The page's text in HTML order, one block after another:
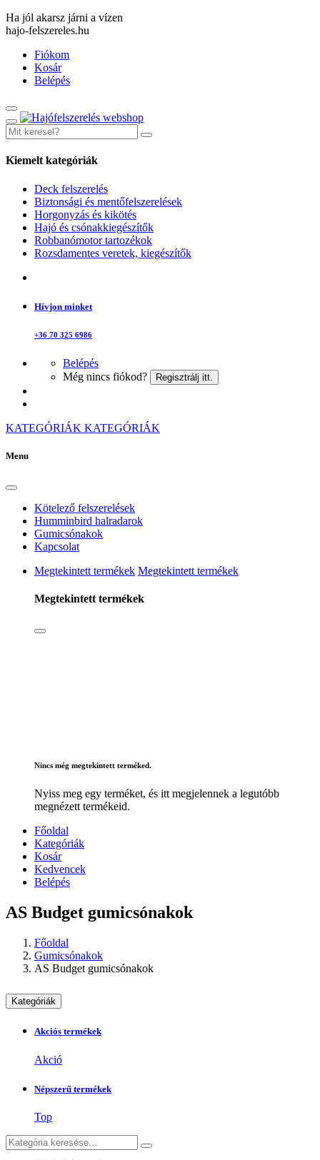
Ha jól akarsz járni a vízen
hajo-felszereles.hu
Fiókom
Kosár
Belépés
Kiemelt kategóriák
Deck felszerelés
Biztonsági és mentőfelszerelések
Horgonyzás és kikötés
Hajó és csónakkiegészítők
Robbanómotor tartozékok
Rozsdamentes veretek, kiegészítők
Hívjon minket
+36 70 325 6986
Belépés
Még nincs fiókod?
Regisztrálj itt.
KATEGÓRIÁK KATEGÓRIÁK
Menu
Kötelező felszerelések
Humminbird halradarok
Gumicsónakok
Kapcsolat
Megtekintett termékek Megtekintett termékek
Megtekintett termékek
Nincs még megtekintett terméked.
Nyiss meg egy terméket, és itt megjelennek a legutóbb
megnézett termékeid.
Főoldal
Kategóriák
Kosár
Kedvencek
Belépés
AS Budget gumicsónakok
Főoldal
Gumicsónakok
AS Budget gumicsónakok
Kategóriák
Akciós termékek
Akció
Népszerű termékek
Top